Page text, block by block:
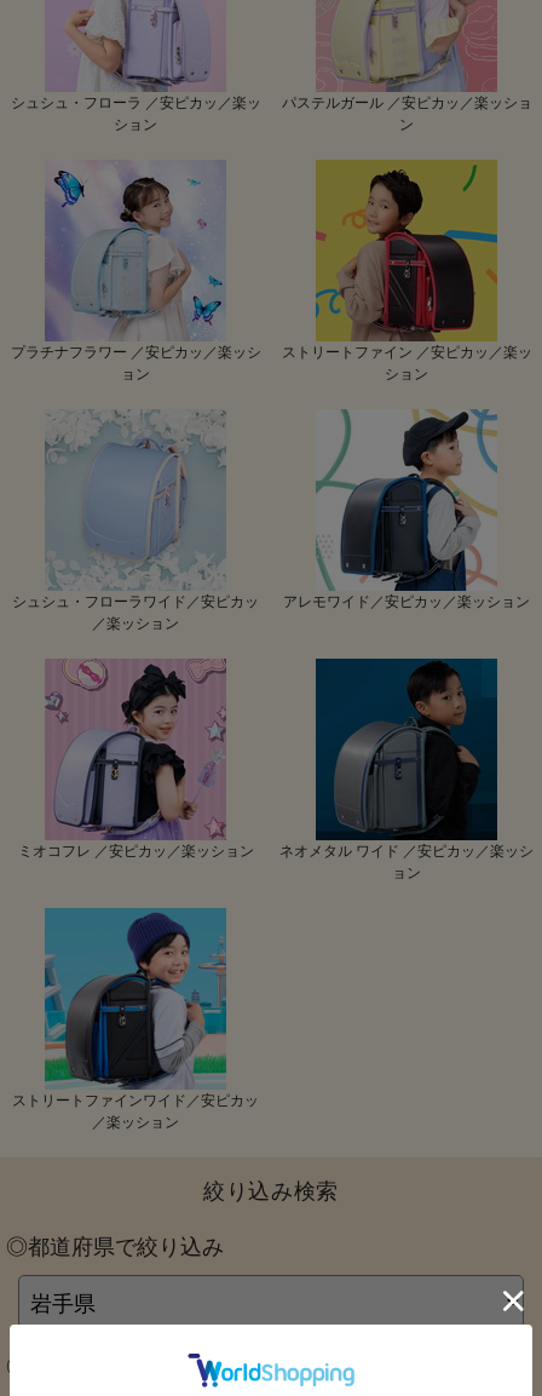
シュシュ・フローラ ／安ピカッ／楽ッ
ション
パステルガール ／安ピカッ／楽ッショ
ン
プラチナフラワー ／安ピカッ／楽ッシ
ョン
ストリートファイン ／安ピカッ／楽ッ
ション
シュシュ・フローラワイド／安ピカッ
／楽ッション
アレモワイド／安ピカッ／楽ッション
ミオコフレ ／安ピカッ／楽ッション
ネオメタル ワイド ／安ピカッ／楽ッシ
ョン
ストリートファインワイド／安ピカッ
／楽ッション
絞り込み検索
◎都道府県で絞り込み
◎ブランドで絞り込み